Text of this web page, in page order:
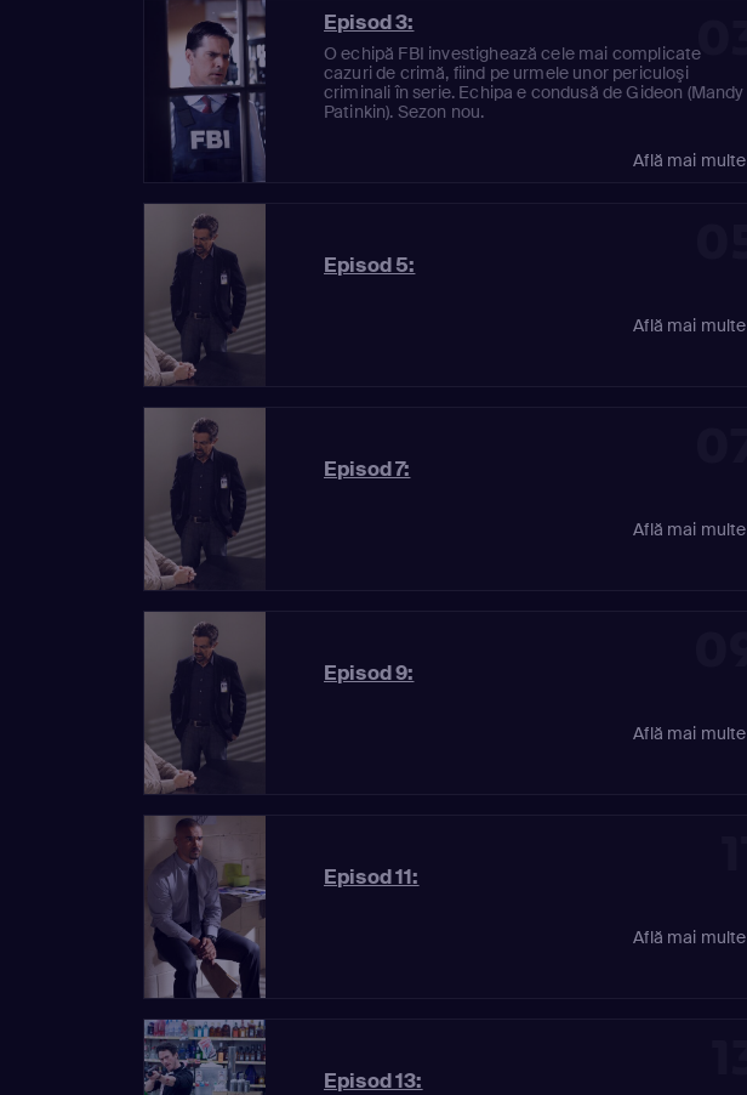
03
Episod 3:
O echipă FBI investighează cele mai complicate
cazuri de crimă, fiind pe urmele unor periculoşi
criminali în serie. Echipa e condusă de Gideon (Mandy
Patinkin). Sezon nou.
Află mai multe
Episod 5:
Află mai multe
Episod 7:
Află mai multe
Episod 9:
Află mai multe
Episod 11:
Află mai multe
Episod 13: